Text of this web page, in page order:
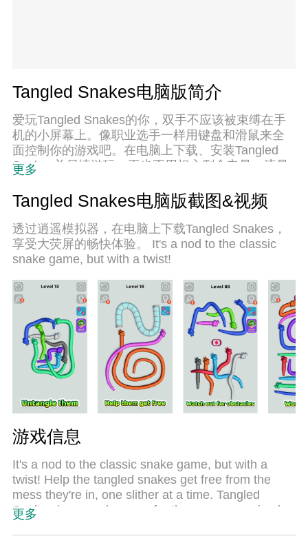
Tangled Snakes电脑版简介
爱玩Tangled Snakes的你，双手不应该被束缚在手
机的小屏幕上。像职业选手一样用键盘和滑鼠来全
面控制你的游戏吧。在电脑上下载、安装Tangled
Snakes并尽情游玩。再也不用担心剩余电量、流量
上游玩Tangled Snakes的好选择！我们用心准备，
完美的按键映射系统让Tangled Snakes宛如电脑游
戏；
更多
Tangled Snakes电脑版截图&视频
透过逍遥模拟器，在电脑上下载Tangled Snakes，
享受大荧屏的畅快体验。 It's a nod to the classic
snake game, but with a twist!
游戏信息
It's a nod to the classic snake game, but with a
twist! Help the tangled snakes get free from the
mess they're in, one slither at a time. Tangled
Snakes is a puzzle game for the masses; a simple
更多